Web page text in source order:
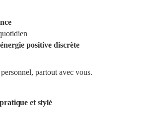
énergie positive discrète
partout avec vous.
et stylé